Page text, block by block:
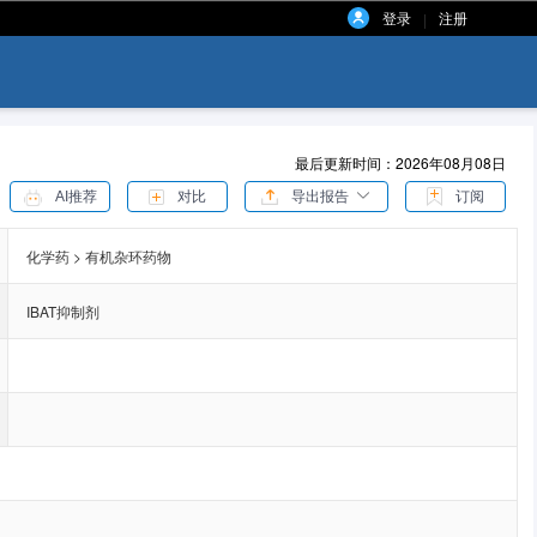
登录 | 注册
最后更新时间：2026年08月08日
AI推荐 对比 导出报告 订阅
化学药 > 有机杂环药物
IBAT抑制剂